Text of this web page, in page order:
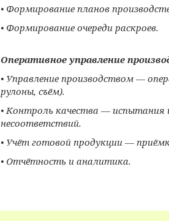
• Формирование планов
• Формирование очереди раскроев.
Оперативное управление
• Управление производством —
рулоны, съём).
• Контроль качества — испытания
несоответствий.
• Учёт готовой продукции —
• Отчётность и аналитика.